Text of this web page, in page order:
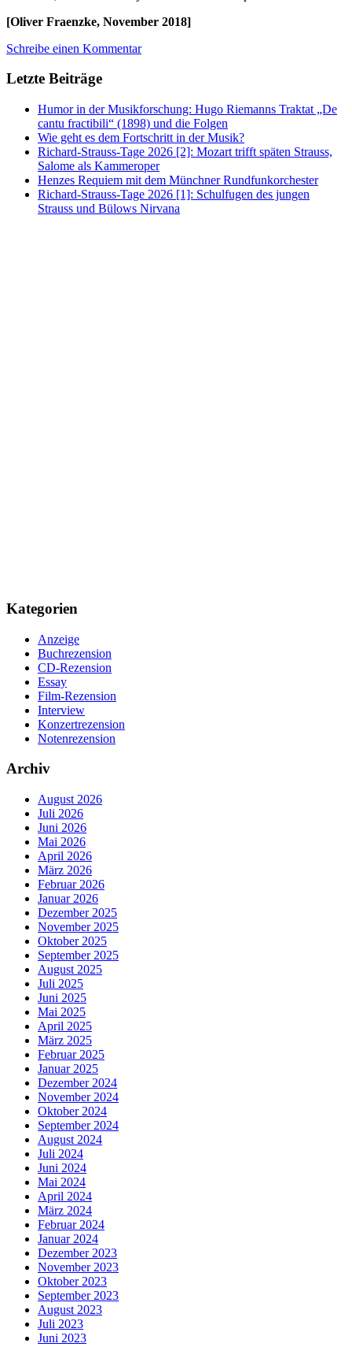
[Oliver Fraenzke, November 2018]
Schreibe einen Kommentar
Letzte Beiträge
Humor in der Musikforschung: Hugo Riemanns Traktat „De
cantu fractibili“ (1898) und die Folgen
Wie geht es dem Fortschritt in der Musik?
Richard-Strauss-Tage 2026 [2]: Mozart trifft späten Strauss,
Salome als Kammeroper
Henzes Requiem mit dem Münchner Rundfunkorchester
Richard-Strauss-Tage 2026 [1]: Schulfugen des jungen
Strauss und Bülows Nirvana
Kategorien
Anzeige
Buchrezension
CD-Rezension
Essay
Film-Rezension
Interview
Konzertrezension
Notenrezension
Archiv
August 2026
Juli 2026
Juni 2026
Mai 2026
April 2026
März 2026
Februar 2026
Januar 2026
Dezember 2025
November 2025
Oktober 2025
September 2025
August 2025
Juli 2025
Juni 2025
Mai 2025
April 2025
März 2025
Februar 2025
Januar 2025
Dezember 2024
November 2024
Oktober 2024
September 2024
August 2024
Juli 2024
Juni 2024
Mai 2024
April 2024
März 2024
Februar 2024
Januar 2024
Dezember 2023
November 2023
Oktober 2023
September 2023
August 2023
Juli 2023
Juni 2023